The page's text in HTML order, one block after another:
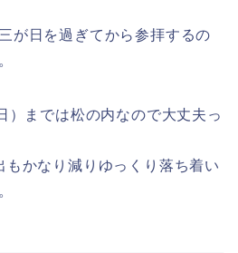
が日を過ぎてから参拝するの
）までは松の内なので大丈夫っ
かなり減りゆっくり落ち着い